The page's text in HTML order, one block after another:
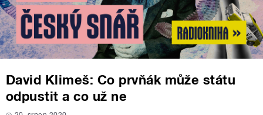
David Klimeš: Co prvňák může státu
odpustit a co už ne